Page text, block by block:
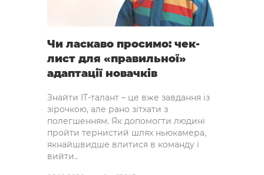
Чи ласкаво просимо: чек-
лист для «правильної»
адаптації новачків
Знайти IT-талант – це вже завдання із
зірочкою, але рано зітхати з
полегшенням. Як допомогти людині
пройти тернистий шлях ньюкамера,
якнайшвидше влитися в команду і
вийти..